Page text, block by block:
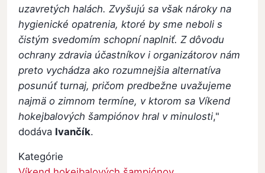
uzavretých halách. Zvyšujú sa však nároky na
hygienické opatrenia, ktoré by sme neboli s
čistým svedomím schopní naplniť. Z dôvodu
ochrany zdravia účastníkov i organizátorov nám
preto vychádza ako rozumnejšia alternatíva
posunúť turnaj, pričom predbežne uvažujeme
najmä o zimnom termíne, v ktorom sa Víkend
hokejbalových šampiónov hral v minulosti,"
dodáva Ivančík.
Kategórie